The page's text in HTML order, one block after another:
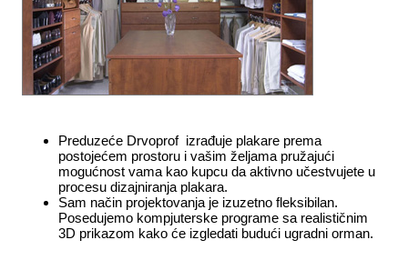
Preduzeće Drvoprof izrađuje plakare prema
postojećem prostoru i vašim željama pružajući
mogućnost vama kao kupcu da aktivno učestvujete u
procesu dizajniranja plakara.
Sam način projektovanja je izuzetno fleksibilan.
Posedujemo kompjuterske programe sa realističnim
3D prikazom kako će izgledati budući ugradni orman.